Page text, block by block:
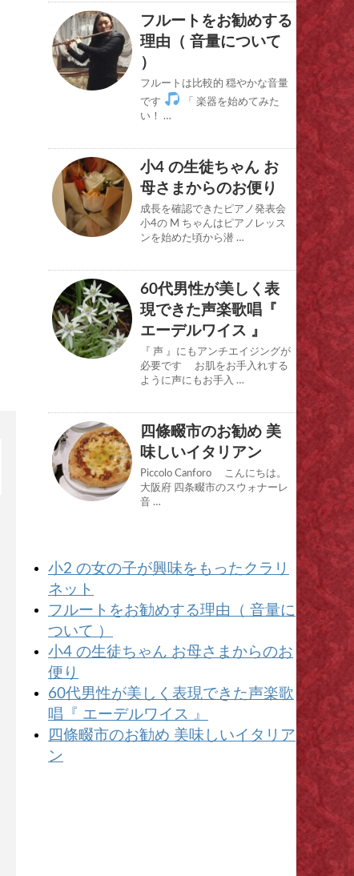
フルートをお勧めする
理由（ 音量について
）
フルートは比較的 穏やかな音量
です
「 楽器を始めてみた
い！ …
小4 の生徒ちゃん お
母さまからのお便り
成長を確認できたピアノ発表会
小4の M ちゃんはピアノレッス
ンを始めた頃から潜 …
60代男性が美しく表
現できた声楽歌唱『
エーデルワイス 』
『 声 』にもアンチエイジングが
必要です お肌をお手入れする
ように声にもお手入 …
四條畷市のお勧め 美
味しいイタリアン
Piccolo Canforo こんにちは。
大阪府 四条畷市のスウォナーレ
音 …
小2 の女の子が興味をもったクラリ
ネット
フルートをお勧めする理由（ 音量に
ついて ）
小4 の生徒ちゃん お母さまからのお
便り
60代男性が美しく表現できた声楽歌
唱『 エーデルワイス 』
四條畷市のお勧め 美味しいイタリア
ン